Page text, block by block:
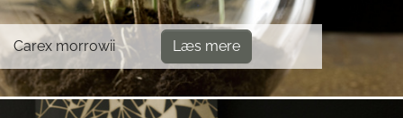
Carex morrowii Læs mere